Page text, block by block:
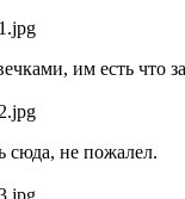
им есть что
сюда, не пожалел.